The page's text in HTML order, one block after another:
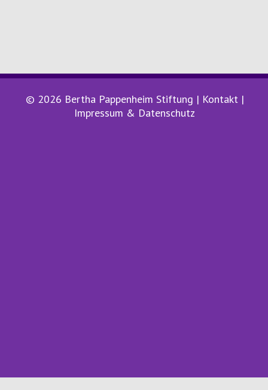
© 2026 Bertha Pappenheim Stiftung | Kontakt|
Impressum & Datenschutz